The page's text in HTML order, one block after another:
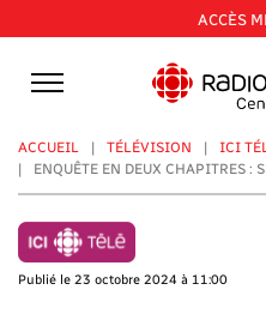
au
contenu
principal
ACCÈS
ACCUEIL TÉLÉVISION
ICI
ENQUÊTE EN DEUX CHAPITRES :
Publié le 23 octobre 2024 à 11:00